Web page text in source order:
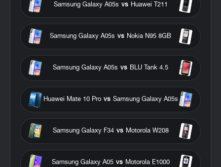
Huawei T211
vs
Samsung Galaxy A05s
Nokia N95 8GB
vs
Samsung Galaxy A05s
BLU Tank 4.5
vs
Samsung Galaxy A05s
Samsung Galaxy A05s
vs
Huawei Mate 10 Pro
Motorola W208
vs
Samsung Galaxy F34
Motorola E1000
vs
Samsung Galaxy A05